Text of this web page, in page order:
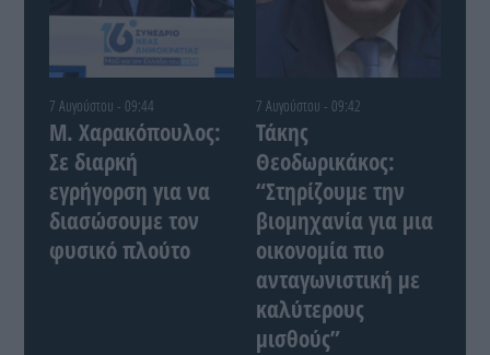
7 Αυγούστου - 09:44
Μ. Χαρακόπουλος:
Σε διαρκή
εγρήγορση για να
διασώσουμε τον
φυσικό πλούτο
7 Αυγούστου - 09:42
Τάκης
Θεοδωρικάκος:
“Στηρίζουμε την
βιομηχανία για μια
οικονομία πιο
ανταγωνιστική με
καλύτερους
μισθούς”